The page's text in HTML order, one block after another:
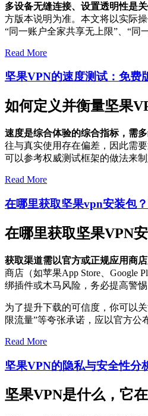
多设备无缝连接、设置透明性是
方版本说明为准。本文将以实际
“同一账户全家共享无上限”、“同
Read More
坚果VPN的速度测试：免费
如何定义并衡量坚果
速度是综合体验的综合指标，需多
往与真实使用存在偏差，因此需
可以参考权威测试框架的做法来
Read More
在哪里获取坚果vpn安装包
在哪里获取坚果VPN
获取渠道需以官方或正规应用商
商店（如苹果App Store、Google
绑插件或木马风险，务必提高警惕
为了提升下载的可信度，你可以
限流量”等夸张承诺，应以官方公
Read More
坚果VPN的隐私与安全性分
坚果VPN是什么，它